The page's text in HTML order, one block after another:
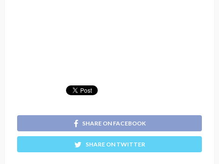
SHARE ON FACEBOOK
SHARE ON TWITTER